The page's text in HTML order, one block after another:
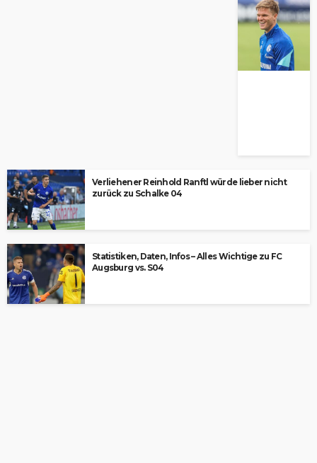
Verliehener Reinhold Ranftl würde lieber nicht
zurück zu Schalke 04
Statistiken, Daten, Infos – Alles Wichtige zu FC
Augsburg vs. S04